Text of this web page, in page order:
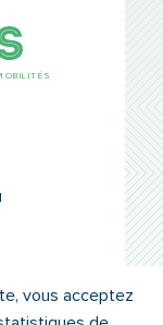
vous acceptez